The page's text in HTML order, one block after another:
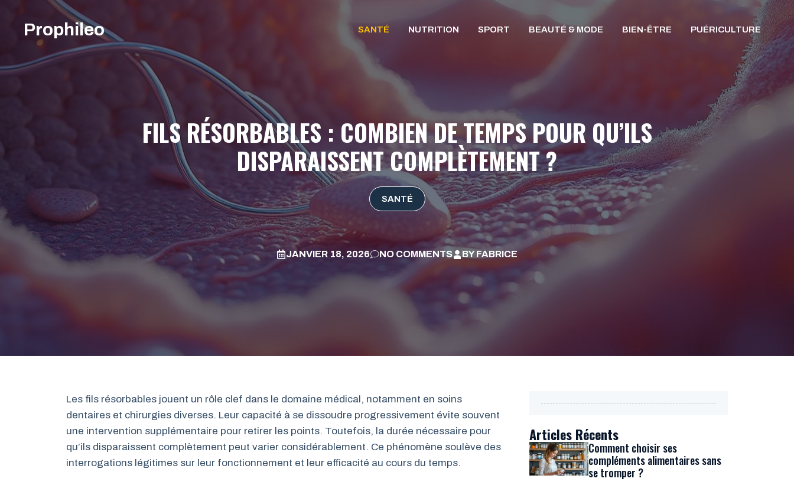
contenu
Prophileo SANTÉ NUTRITION SPORT BEAUTÉ & MODE BIEN-ÊTRE PUÉRICULTURE
FILS RÉSORBABLES : COMBIEN DE TEMPS POUR QU’ILS
DISPARAISSENT COMPLÈTEMENT ?
SANTÉ
JANVIER 18, 2026 NO COMMENTS BYFABRICE
Les fils résorbables jouent un rôle clef dans le domaine médical, notamment en soins
dentaires et chirurgies diverses. Leur capacité à se dissoudre progressivement évite souvent
une intervention supplémentaire pour retirer les points. Toutefois, la durée nécessaire pour
qu’ils disparaissent complètement peut varier considérablement. Ce phénomène soulève des
interrogations légitimes sur leur fonctionnement et leur efficacité au cours du temps.
Articles Récents
Comment choisir ses
compléments alimentaires sans
se tromper ?